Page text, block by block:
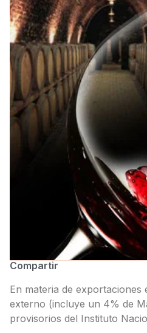
Compartir
En materia de
externo (incluye un 4% de
provisorios del Instituto